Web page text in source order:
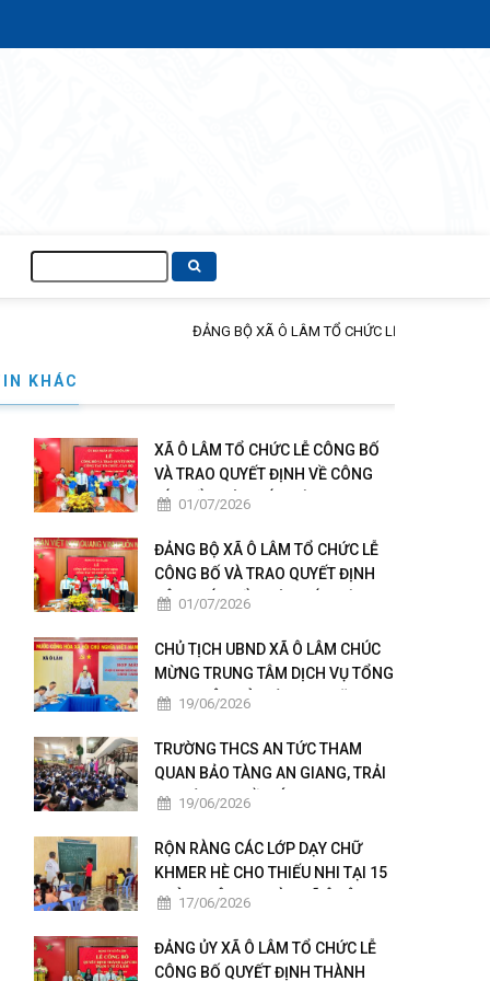
kiếm
CÁN BỘ
KHÁC
XÃ Ô LÂM TỔ CHỨC LỄ CÔNG BỐ
VÀ TRAO QUYẾT ĐỊNH VỀ CÔNG
TÁC TỔ CHỨC, CÁN BỘ
01/07/2026
ĐẢNG BỘ XÃ Ô LÂM TỔ CHỨC LỄ
CÔNG BỐ VÀ TRAO QUYẾT ĐỊNH
CÔNG TÁC TỔ CHỨC, CÁN BỘ
01/07/2026
CHỦ TỊCH UBND XÃ Ô LÂM CHÚC
MỪNG TRUNG TÂM DỊCH VỤ TỔNG
HỢP NHÂN KỶ NIỆM 101 NĂM
NAM
19/06/2026
TRƯỜNG THCS AN TỨC THAM
QUAN BẢO TÀNG AN GIANG, TRẢI
NGHIỆM TẠI CỒN ÉN
19/06/2026
RỘN RÀNG CÁC LỚP DẠY CHỮ
KHMER HÈ CHO THIẾU NHI TẠI 15
CHÙA TRÊN ĐỊA BÀN XÃ Ô LÂM
17/06/2026
ĐẢNG ỦY XÃ Ô LÂM TỔ CHỨC LỄ
CÔNG BỐ QUYẾT ĐỊNH THÀNH